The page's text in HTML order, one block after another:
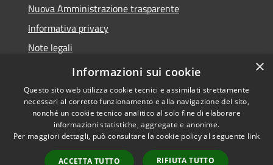
Nuova Amministrazione trasparente
Informativa privacy
Note legali
Dichiarazione di accessibilità
Accessibilità
Copyright © 2026 • Comune di
Danta di Cadore • Powered by
Municipium• Accesso
×
Informazioni sui cookie
Questo sito web utilizza cookie tecnici e assimilati strettamente
necessari al corretto funzionamento e alla navigazione del sito,
nonché un cookie tecnico analitico al solo fine di elaborare
informazioni statistiche, aggregate e anonime.
Per maggiori dettagli, può consultare la cookie policy al seguente link
ACCETTA TUTTO RIFIUTA TUTTO